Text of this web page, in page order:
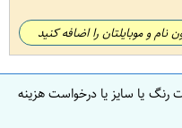
نام و موبایلتان را اضافه کنید
رنگ یا سایز یا درخواست هزینه